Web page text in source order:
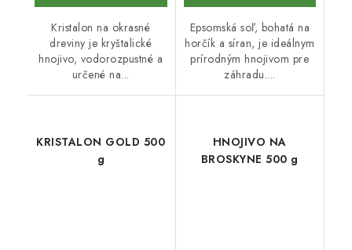
Kristalon na okrasné
dreviny je kryštalické
hnojivo, vodorozpustné a
určené na...
Epsomská soľ, bohatá na
horčík a síran, je ideálnym
prírodným hnojivom pre
záhradu....
KRISTALON GOLD 500
g
HNOJIVO NA
BROSKYNE 500 g